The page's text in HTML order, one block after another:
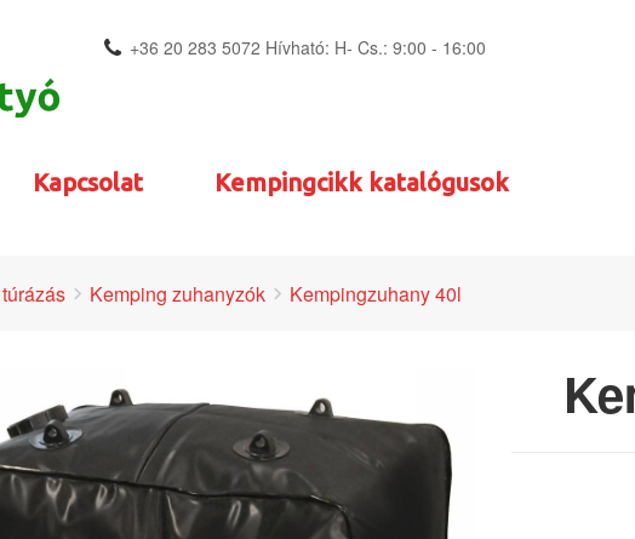
+36 20 283 5072 Hívható: H- Cs.: 9:00 - 16:00
Kapcsolat Kempingcikk katalógusok
Kemping zuhanyzók Kempingzuhany 40l